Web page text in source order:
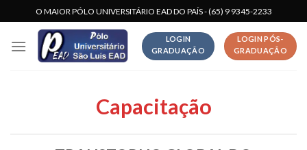
to
content
O MAIOR PÓLO UNIVERSITÁRIO EAD DO PAÍS - (65) 9 9345-2233
LOGIN
GRADUAÇÃO
LOGIN PÓS-
GRADUAÇÃO
Capacitação